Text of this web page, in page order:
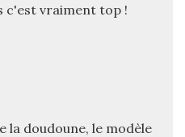
c'est vraiment top !
la doudoune, le modèle